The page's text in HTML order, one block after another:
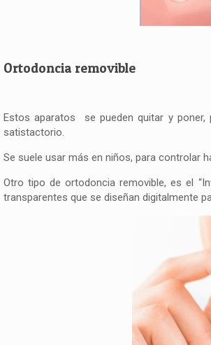
Ortodoncia removible
Estos aparatos se pueden quitar y poner,
satistactorio.
Se suele usar más en niños, para controlar
Otro tipo de ortodoncia removible, es el
transparentes que se diseñan digitalmente